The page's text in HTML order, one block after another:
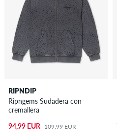
RIPNDIP
Ripngems Sudadera con
cremallera
94,99 EUR 109,99 EUR